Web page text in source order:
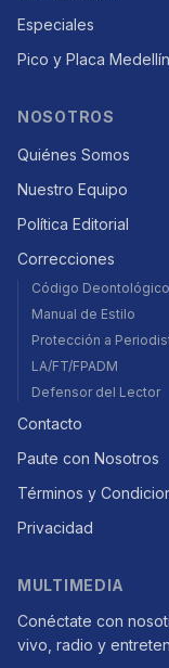
Especiales
Pico y Placa Medellín
NOSOTROS
Quiénes Somos
Nuestro Equipo
Política Editorial
Correcciones
Código Deontológico
Manual de Estilo
Protección a
LA/FT/FPADM
Defensor del Lector
Contacto
Paute con Nosotros
Términos y
Privacidad
MULTIMEDIA
Conéctate con
vivo, radio y